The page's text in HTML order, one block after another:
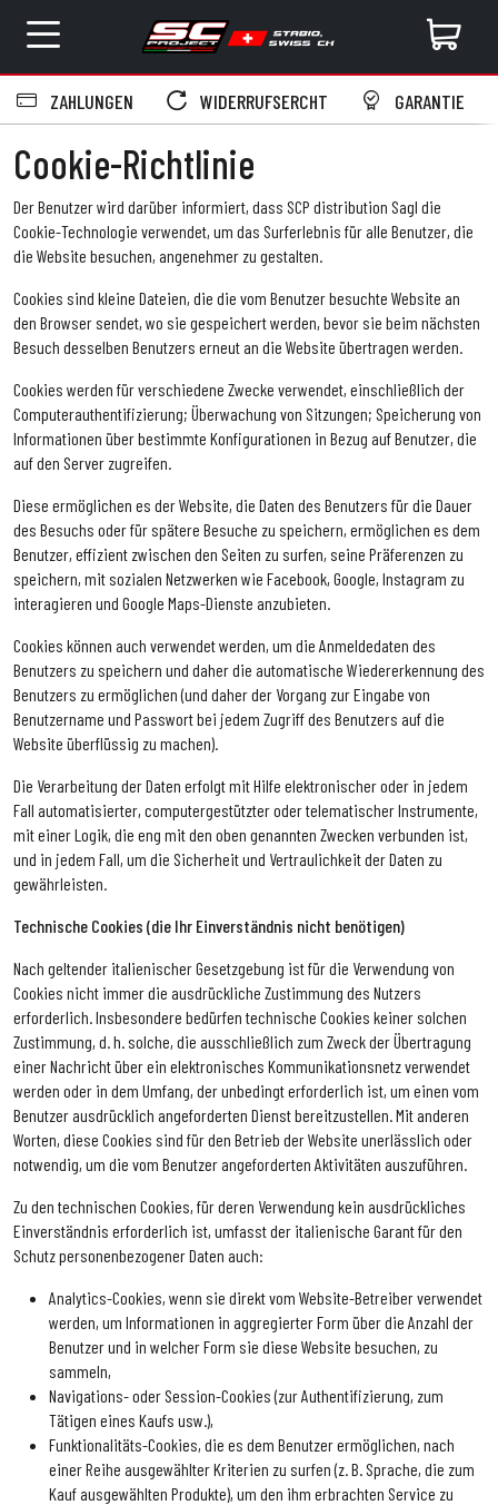
ZAHLUNGEN WIDERRUFSERCHT GARANTIE
Cookie-Richtlinie
Der Benutzer wird darüber informiert, dass SCP distribution Sagl die
Cookie-Technologie verwendet, um das Surferlebnis für alle Benutzer, die
die Website besuchen, angenehmer zu gestalten.
Cookies sind kleine Dateien, die die vom Benutzer besuchte Website an
den Browser sendet, wo sie gespeichert werden, bevor sie beim nächsten
Besuch desselben Benutzers erneut an die Website übertragen werden.
Cookies werden für verschiedene Zwecke verwendet, einschließlich der
Computerauthentifizierung; Überwachung von Sitzungen; Speicherung von
Informationen über bestimmte Konfigurationen in Bezug auf Benutzer, die
auf den Server zugreifen.
Diese ermöglichen es der Website, die Daten des Benutzers für die Dauer
des Besuchs oder für spätere Besuche zu speichern, ermöglichen es dem
Benutzer, effizient zwischen den Seiten zu surfen, seine Präferenzen zu
speichern, mit sozialen Netzwerken wie Facebook, Google, Instagram zu
interagieren und Google Maps-Dienste anzubieten.
Cookies können auch verwendet werden, um die Anmeldedaten des
Benutzers zu speichern und daher die automatische Wiedererkennung des
Benutzers zu ermöglichen (und daher der Vorgang zur Eingabe von
Benutzername und Passwort bei jedem Zugriff des Benutzers auf die
Website überflüssig zu machen).
Die Verarbeitung der Daten erfolgt mit Hilfe elektronischer oder in jedem
Fall automatisierter, computergestützter oder telematischer Instrumente,
mit einer Logik, die eng mit den oben genannten Zwecken verbunden ist,
und in jedem Fall, um die Sicherheit und Vertraulichkeit der Daten zu
gewährleisten.
Technische Cookies (die Ihr Einverständnis nicht benötigen)
Nach geltender italienischer Gesetzgebung ist für die Verwendung von
Cookies nicht immer die ausdrückliche Zustimmung des Nutzers
erforderlich. Insbesondere bedürfen technische Cookies keiner solchen
Zustimmung, d. h. solche, die ausschließlich zum Zweck der Übertragung
einer Nachricht über ein elektronisches Kommunikationsnetz verwendet
werden oder in dem Umfang, der unbedingt erforderlich ist, um einen vom
Benutzer ausdrücklich angeforderten Dienst bereitzustellen. Mit anderen
Worten, diese Cookies sind für den Betrieb der Website unerlässlich oder
notwendig, um die vom Benutzer angeforderten Aktivitäten auszuführen.
Zu den technischen Cookies, für deren Verwendung kein ausdrückliches
Einverständnis erforderlich ist, umfasst der italienische Garant für den
Schutz personenbezogener Daten auch:
Analytics-Cookies, wenn sie direkt vom Website-Betreiber verwendet
werden, um Informationen in aggregierter Form über die Anzahl der
Benutzer und in welcher Form sie diese Website besuchen, zu
sammeln,
Navigations- oder Session-Cookies (zur Authentifizierung, zum
Tätigen eines Kaufs usw.),
Funktionalitäts-Cookies, die es dem Benutzer ermöglichen, nach
einer Reihe ausgewählter Kriterien zu surfen (z. B. Sprache, die zum
Kauf ausgewählten Produkte), um den ihm erbrachten Service zu